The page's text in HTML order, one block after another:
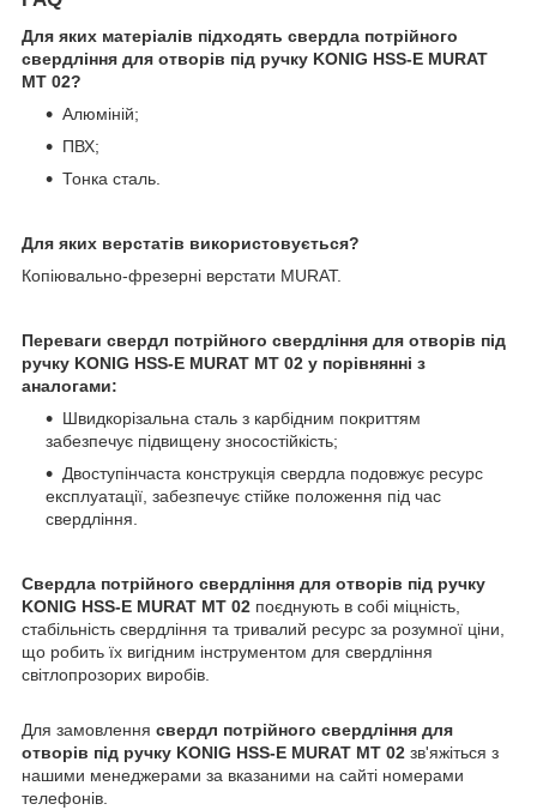
Для яких матеріалів підходять свердла потрійного
свердління для отворів під ручку KONIG HSS-E MURAT
MT 02?
Алюміній;
ПВХ;
Тонка сталь.
Для яких верстатів використовується?
Копіювально-фрезерні верстати MURAT.
Переваги свердл потрійного свердління для отворів під
ручку KONIG HSS-E MURAT MT 02 у порівнянні з
аналогами:
Швидкорізальна сталь з карбідним покриттям
забезпечує підвищену зносостійкість;
Двоступінчаста конструкція свердла подовжує ресурс
експлуатації, забезпечує стійке положення під час
свердління.
Свердла потрійного свердління для отворів під ручку
KONIG HSS-E MURAT MT 02 поєднують в собі міцність,
стабільність свердління та тривалий ресурс за розумної ціни,
що робить їх вигідним інструментом для свердління
світлопрозорих виробів.
Для замовлення свердл потрійного свердління для
отворів під ручку KONIG HSS-E MURAT MT 02 зв'яжіться з
нашими менеджерами за вказаними на сайті номерами
телефонів.